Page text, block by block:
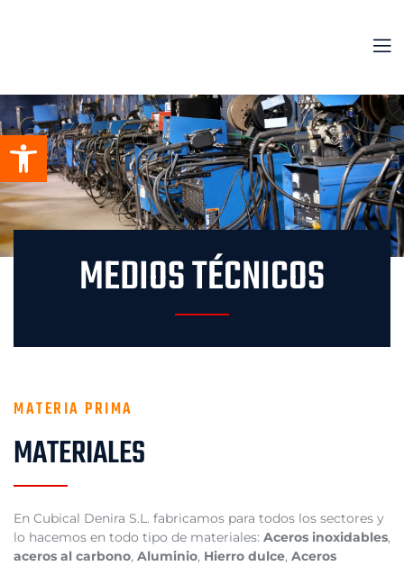
MEDIOS TÉCNICOS
MATERIA PRIMA
MATERIALES
En Cubical Denira S.L. fabricamos para todos los sectores y
lo hacemos en todo tipo de materiales: Aceros inoxidables,
aceros al carbono, Aluminio, Hierro dulce, Aceros
Abrir barra de